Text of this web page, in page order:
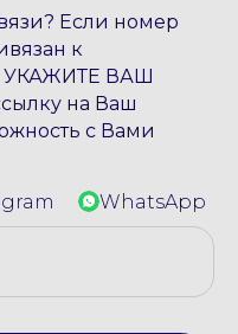
Если номер
к
УКАЖИТЕ ВАШ
на Ваш
с Вами
WhatsApp